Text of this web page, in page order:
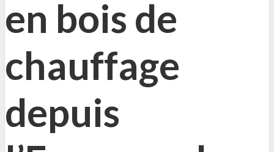
en bois de
chauffage
depuis